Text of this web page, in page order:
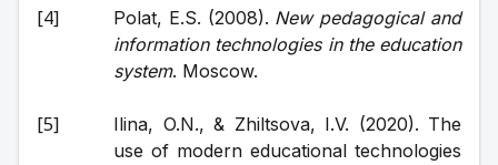
Polat, E.S. (2008). New pedagogical and
information technologies in the education
system. Moscow.
Ilina, O.N., & Zhiltsova, I.V. (2020). The
use of modern educational technologies